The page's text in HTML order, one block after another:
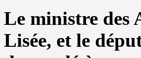
Le ministre des
Lisée, et le